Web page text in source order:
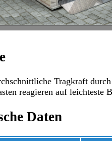
Tragkraft
reagieren auf leichteste
Daten